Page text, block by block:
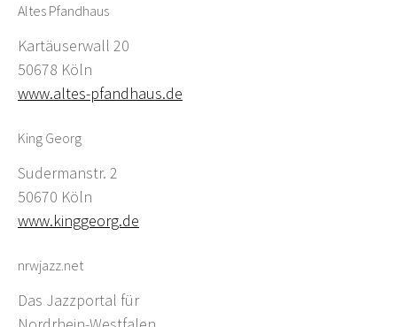
Altes Pfandhaus
Kartäuserwall 20
50678 Köln
www.altes-pfandhaus.de
King Georg
Sudermanstr. 2
50670 Köln
www.kinggeorg.de
nrwjazz.net
Das Jazzportal für